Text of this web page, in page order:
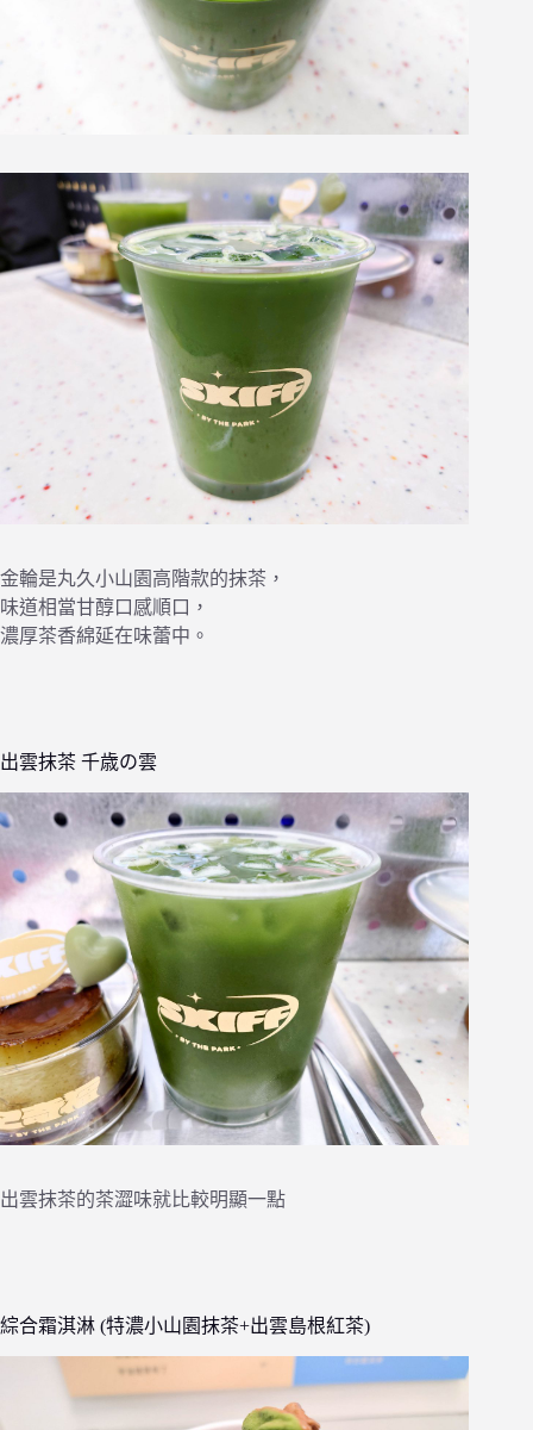
金輪是丸久小山園高階款的抹茶，
味道相當甘醇口感順口，
濃厚茶香綿延在味蕾中。
出雲抹茶 千歳の雲
出雲抹茶的茶澀味就比較明顯一點
綜合霜淇淋 (特濃小山園抹茶+出雲島根紅茶)